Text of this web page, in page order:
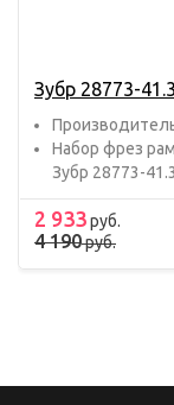
Зубр 28773-
Набор фрез
Зубр 28773-
2 933руб.
4 190руб.